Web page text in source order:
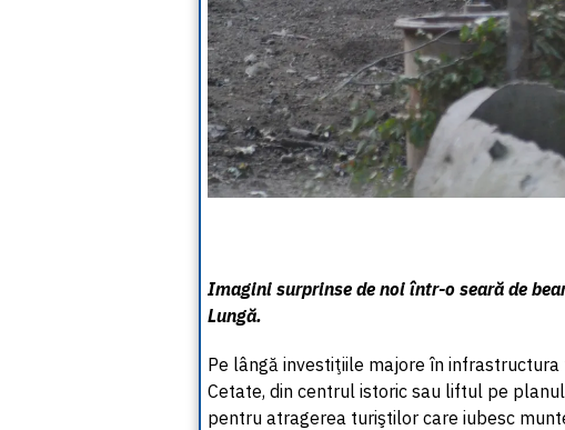
Imagini surprinse de noi într-o seară de
Lungă.
Pe lângă investiţiile majore în
Cetate, din centrul istoric sau liftul pe
pentru atragerea turiştilor care iubesc